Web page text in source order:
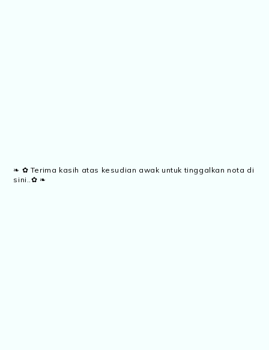
❧ ✿ Terima kasih atas kesudian awak untuk tinggalkan nota di
sini..✿ ❧